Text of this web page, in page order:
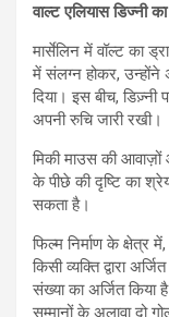
वाल्ट एलियास डिज्नी
मार्सेलिन में वॉल्ट का
में संलग्न होकर, उन्होंने
दिया। इस बीच,
अपनी रुचि जारी रखी।
मिकी माउस की आवाज़ों
के पीछे की दृष्टि का
सकता है।
फिल्म निर्माण के
किसी व्यक्ति द्वारा
संख्या का अर्जित किया
सम्मानों के अलावा दो